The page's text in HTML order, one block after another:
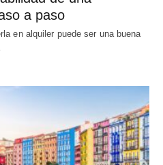
a paso
en alquiler puede ser una buena